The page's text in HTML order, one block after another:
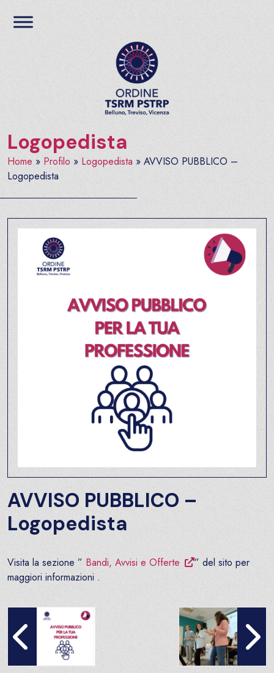
Logopedista
Home » Profilo » Logopedista » AVVISO PUBBLICO –
Logopedista
AVVISO PUBBLICO –
Logopedista
Visita la sezione ” Bandi, Avvisi e Offerte
” del sito per
maggiori informazioni .
AVVISO PUBBLICO – Logopedista Corso “Abilità visuo-